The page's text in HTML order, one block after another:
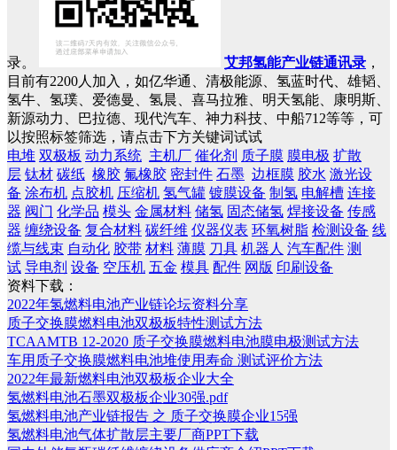
录。 艾邦氢能产业链通讯录 ，
目前有2200人加入，如亿华通、清极能源、氢蓝时代、雄韬、
氢牛、氢璞、爱德曼、氢晨、喜马拉雅、明天氢能、康明斯、
新源动力、巴拉德、现代汽车、神力科技、中船712等等，可
以按照标签筛选，请点击下方关键词试试
电堆 双极板 动力系统 主机厂 催化剂 质子膜 膜电极 扩散
层 钛材 碳纸 橡胶 氟橡胶 密封件 石墨 边框膜 胶水 激光设
备 涂布机 点胶机 压缩机 氢气罐 镀膜设备 制氢 电解槽 连接
器 阀门 化学品 模头 金属材料 储氢 固态储氢 焊接设备 传感
器 缠绕设备 复合材料 碳纤维 仪器仪表 环氧树脂 检测设备 线
缆与线束 自动化 胶带 材料 薄膜 刀具 机器人 汽车配件 测
试 导电剂 设备 空压机 五金 模具 配件 网版 印刷设备
资料下载：
2022年氢燃料电池产业链论坛资料分享
质子交换膜燃料电池双极板特性测试方法
TCAAMTB 12-2020 质子交换膜燃料电池膜电极测试方法
车用质子交换膜燃料电池堆使用寿命 测试评价方法
2022年最新燃料电池双极板企业大全
氢燃料电池石墨双极板企业30强.pdf
氢燃料电池产业链报告 之 质子交换膜企业15强
氢燃料电池气体扩散层主要厂商PPT下载